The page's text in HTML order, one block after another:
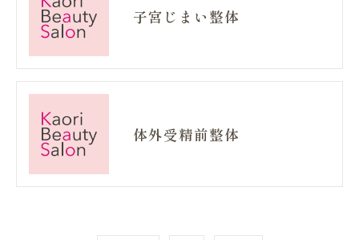
子宮じまい整体
体外受精前整体